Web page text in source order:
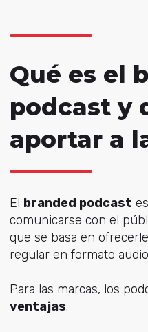
Qué es el
podcast y
aportar a
El branded podcast
comunicarse con el
que se basa en
regular en formato
Para las marcas, los
ventajas: